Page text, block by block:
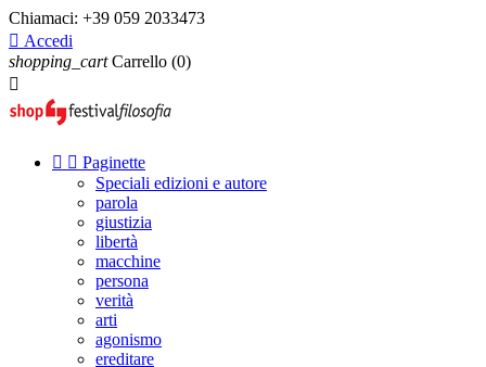
Chiamaci: +39 059 2033473
 Accedi
shopping_cart Carrello (0)

  Paginette
Speciali edizioni e autore
parola
giustizia
libertà
macchine
persona
verità
arti
agonismo
ereditare